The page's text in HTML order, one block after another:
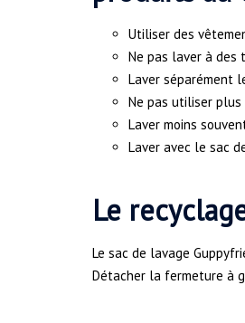
Utiliser des
Ne pas laver à des
Laver séparément
Ne pas utiliser
Laver moins
Laver avec le sac
Le
Le sac de lavage
Détacher la fermeture à